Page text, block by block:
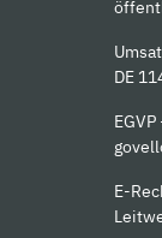
DE
E-